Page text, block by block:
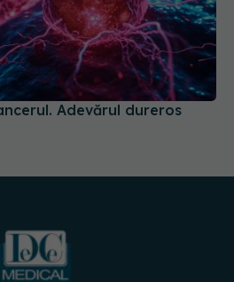
Adevărul dureros